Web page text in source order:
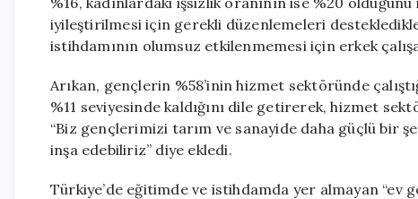
iyileştirilmesi için gerekli düzenlemeleri
istihdamının olumsuz etkilenmemesi için erkek
Arıkan, gençlerin %58’inin hizmet sektöründe
%11 seviyesinde kaldığını dile getirerek, hizmet
“Biz gençlerimizi tarım ve sanayide daha güçlü bir
inşa edebiliriz” diye ekledi.
Türkiye’de eğitimde ve istihdamda yer almayan “ev